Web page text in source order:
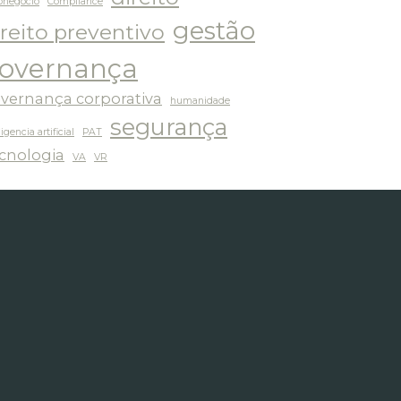
preventivo gestão
corporativa humanidade
artificial PAT segurança
VA VR